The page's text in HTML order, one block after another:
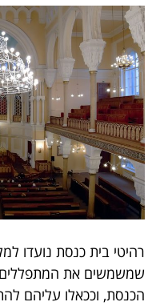
רהיטי בית כנסת נועדו
שמשמשים את המתפללים
הכנסת, וככאלו עליהם